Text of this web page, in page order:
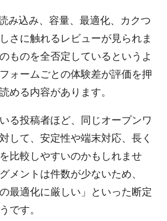
み込み、容量、最適化、カクつ
さに触れるレビューが見られま
ものを全否定しているというよ
ォームごとの体験差が評価を押
める内容があります。
る投稿者ほど、同じオープンワ
して、安定性や端末対応、長く
比較しやすいのかもしれませ
メントは件数が少ないため、
最適化に厳しい」といった断定
です。